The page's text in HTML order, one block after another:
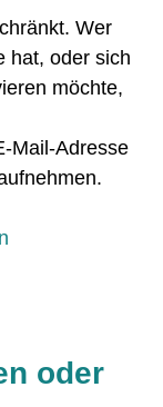
Wer
hat, oder sich
möchte,
Mail-Adresse
oder